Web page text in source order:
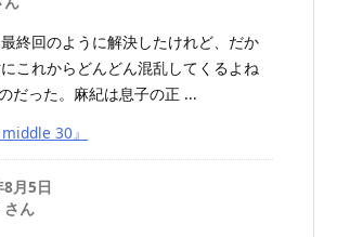
終回のように解決したけれど、だか
これからどんどん混乱してくるよね
だった。麻紀は息子の正 ...
middle 30』
月5日
さん